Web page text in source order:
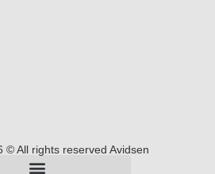
© All rights reserved Avidsen